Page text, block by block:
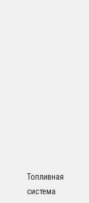
Топливная
система